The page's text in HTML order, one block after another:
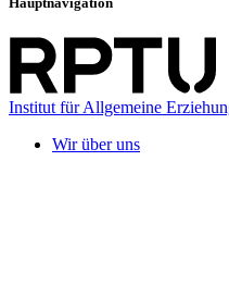
Institut für Allgemeine
Wir über uns